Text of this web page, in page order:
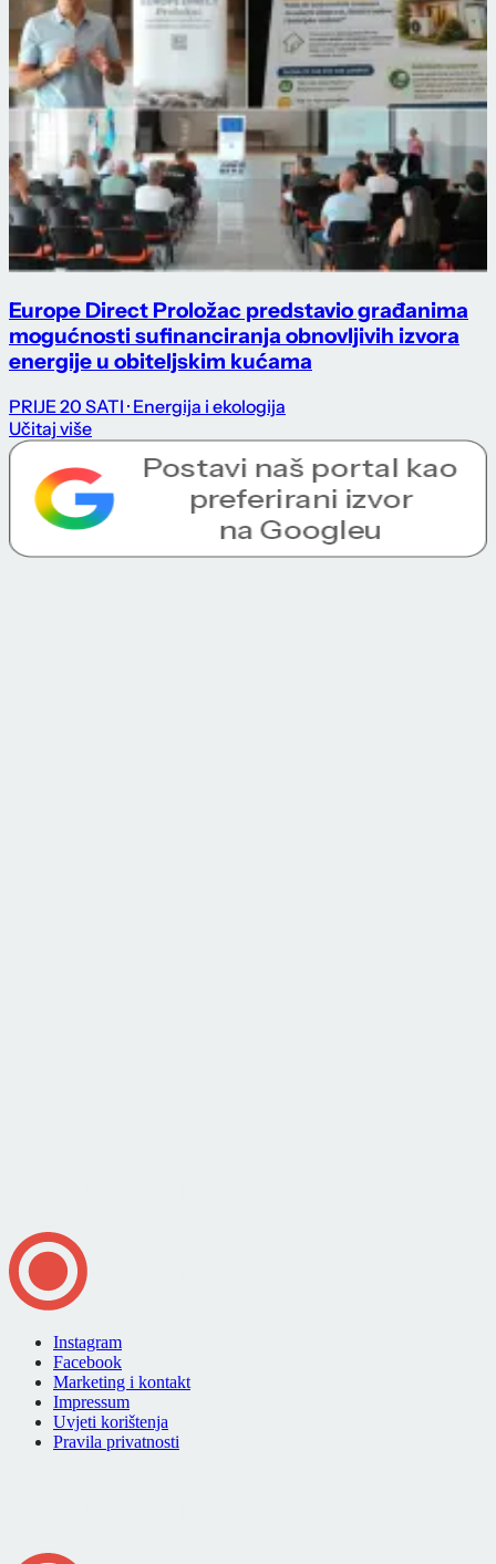
Europe Direct Proložac predstavio građanima
mogućnosti sufinanciranja obnovljivih izvora
energije u obiteljskim kućama
PRIJE 20 SATI · Energija i ekologija
Učitaj više
Instagram
Facebook
Marketing i kontakt
Impressum
Uvjeti korištenja
Pravila privatnosti